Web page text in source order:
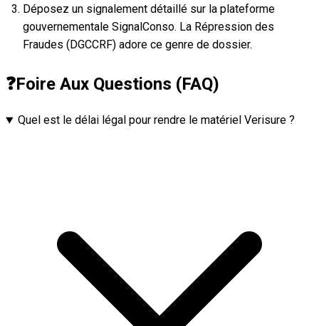
Déposez un signalement détaillé sur la plateforme
gouvernementale SignalConso. La Répression des
Fraudes (DGCCRF) adore ce genre de dossier.
❓Foire Aux Questions (FAQ)
Quel est le délai légal pour rendre le matériel Verisure ?